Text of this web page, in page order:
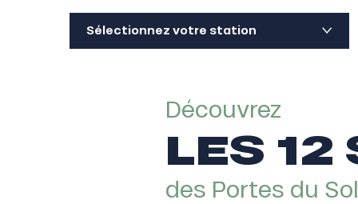
Sélectionnez votre station
Découvrez
LES 12
des Portes du